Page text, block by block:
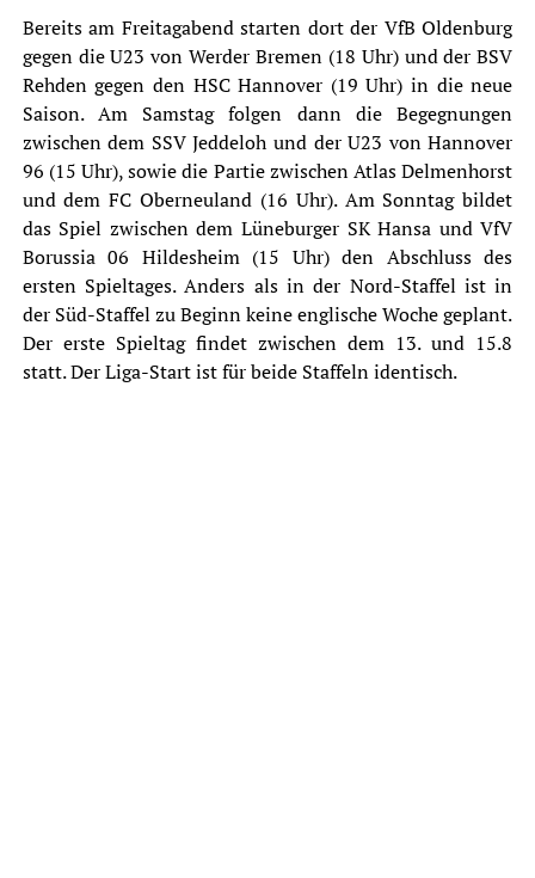
Bereits am Freitagabend starten dort der VfB Oldenburg
gegen die U23 von Werder Bremen (18 Uhr) und der BSV
Rehden gegen den HSC Hannover (19 Uhr) in die neue
Saison. Am Samstag folgen dann die Begegnungen
zwischen dem SSV Jeddeloh und der U23 von Hannover
96 (15 Uhr), sowie die Partie zwischen Atlas Delmenhorst
und dem FC Oberneuland (16 Uhr). Am Sonntag bildet
das Spiel zwischen dem Lüneburger SK Hansa und VfV
Borussia 06 Hildesheim (15 Uhr) den Abschluss des
ersten Spieltages. Anders als in der Nord-Staffel ist in
der Süd-Staffel zu Beginn keine englische Woche geplant.
Der erste Spieltag findet zwischen dem 13. und 15.8
statt. Der Liga-Start ist für beide Staffeln identisch.